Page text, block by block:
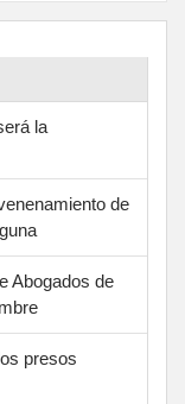
la
de
Abogados de
presos